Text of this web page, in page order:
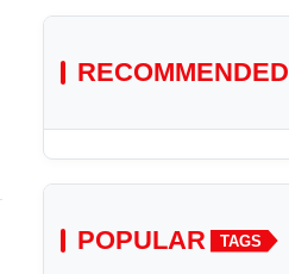
RECOMMENDED
POPULAR TAGS